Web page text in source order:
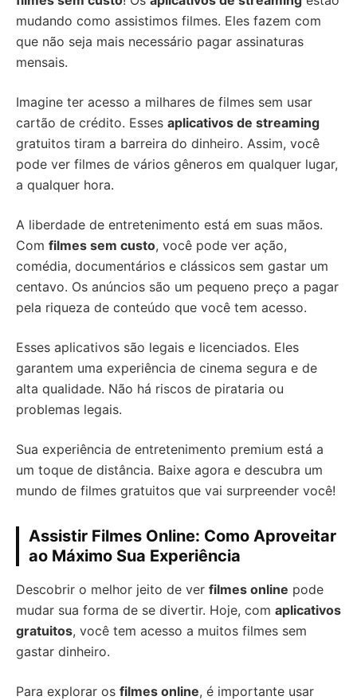
mudando como assistimos filmes. Eles fazem com
que não seja mais necessário pagar assinaturas
mensais.
Imagine ter acesso a milhares de filmes sem usar
cartão de crédito. Esses aplicativos de streaming
gratuitos tiram a barreira do dinheiro. Assim, você
pode ver filmes de vários gêneros em qualquer lugar,
a qualquer hora.
A liberdade de entretenimento está em suas mãos.
Com filmes sem custo, você pode ver ação,
comédia, documentários e clássicos sem gastar um
centavo. Os anúncios são um pequeno preço a pagar
pela riqueza de conteúdo que você tem acesso.
Esses aplicativos são legais e licenciados. Eles
garantem uma experiência de cinema segura e de
alta qualidade. Não há riscos de pirataria ou
problemas legais.
Sua experiência de entretenimento premium está a
um toque de distância. Baixe agora e descubra um
mundo de filmes gratuitos que vai surpreender você!
Assistir Filmes Online: Como Aproveitar
ao Máximo Sua Experiência
Descobrir o melhor jeito de ver filmes online pode
mudar sua forma de se divertir. Hoje, com aplicativos
gratuitos, você tem acesso a muitos filmes sem
gastar dinheiro.
Para explorar os filmes online, é importante usar